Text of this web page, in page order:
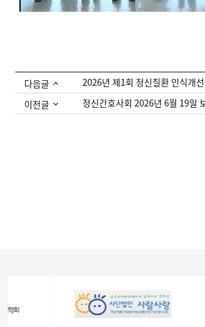
다음글
2026년 제1회 정신질환 인식개
이전글
정신간호사회 2026년 6월 19일